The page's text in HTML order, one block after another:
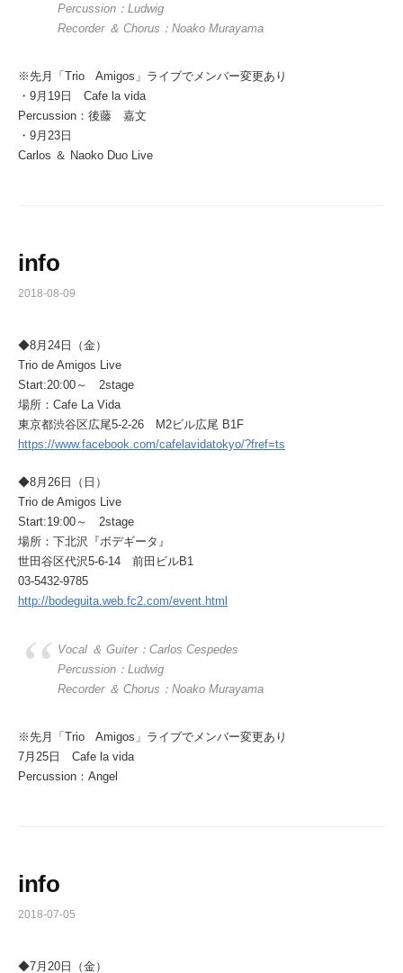
Percussion：Ludwig
Recorder ＆ Chorus：Noako Murayama
※先月「Trio Amigos」ライブでメンバー変更あり
・9月19日 Cafe la vida
Percussion：後藤 嘉文
・9月23日
Carlos ＆ Naoko Duo Live
info
2018-08-09
◆8月24日（金）
Trio de Amigos Live
Start:20:00～ 2stage
場所：Cafe La Vida
東京都渋谷区広尾5-2-26 M2ビル広尾 B1F
https://www.facebook.com/cafelavidatokyo/?fref=ts
◆8月26日（日）
Trio de Amigos Live
Start:19:00～ 2stage
場所：下北沢『ボデギータ』
世田谷区代沢5-6-14 前田ビルB1
03-5432-9785
http://bodeguita.web.fc2.com/event.html
Vocal ＆ Guiter：Carlos Cespedes
Percussion：Ludwig
Recorder ＆ Chorus：Noako Murayama
※先月「Trio Amigos」ライブでメンバー変更あり
7月25日 Cafe la vida
Percussion：Angel
info
2018-07-05
◆7月20日（金）